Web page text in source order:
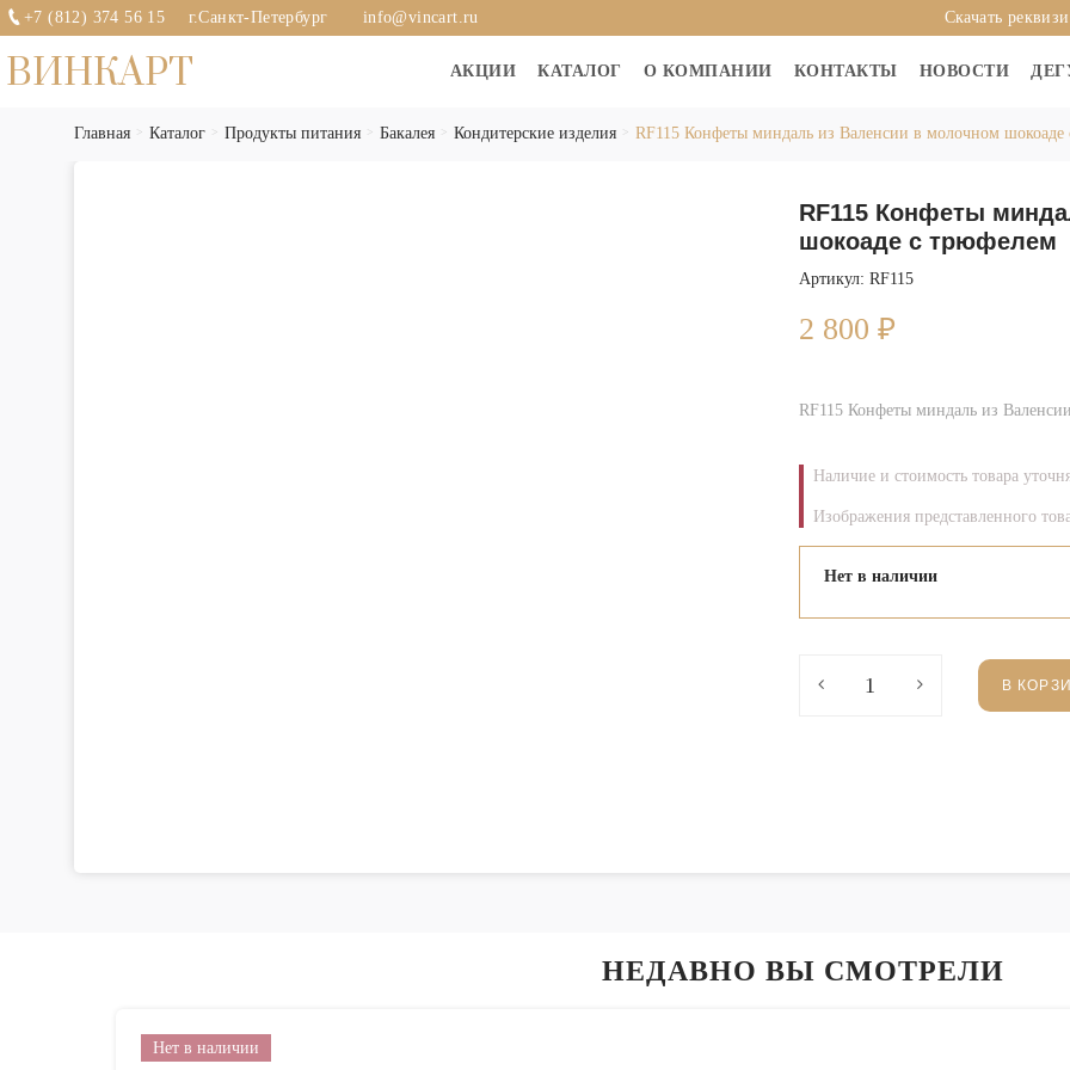
+7 (812) 374 56 15 г.Санкт-Петербург info@vincart.ru Скачать
ВИНКАРТ АКЦИИ КАТАЛОГ О КОМПАНИИ КОНТАКТЫ НОВОСТИ
Главная Каталог Продукты питания Бакалея Кондитерские изделия RF115 Конфеты миндаль из Валенсии в молочном шокоаде
RF115 Конфеты
шокоаде с трюфелем
Артикул: RF115
2 800 ₽
RF115 Конфеты миндаль из
Наличие и стоимость товара
Изображения представленного
Нет в наличии
В
НЕДАВНО ВЫ СМОТРЕЛИ
Нет в наличии